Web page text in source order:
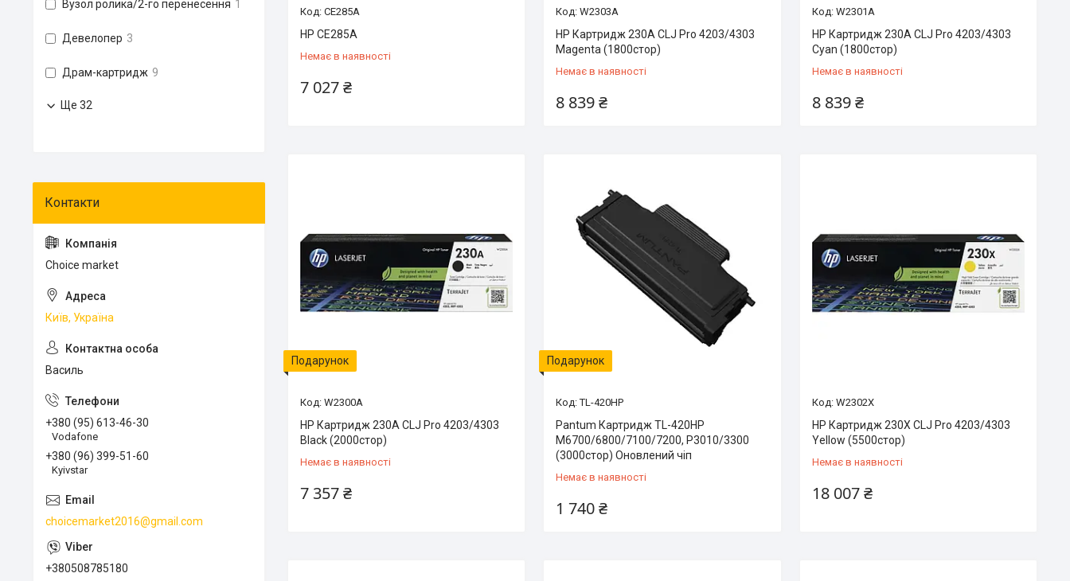
CE285A
HP CE285A
Немає в наявності
7 027 ₴
W2303A
HP Картридж 230A CLJ Pro 4203/4303
Magenta (1800стор)
Немає в наявності
8 839 ₴
W2301A
HP Картридж 230A CLJ Pro 4203/4303
Cyan (1800стор)
Немає в наявності
8 839 ₴
Подарунок
W2300A
HP Картридж 230A CLJ Pro 4203/4303
Black (2000стор)
Немає в наявності
7 357 ₴
Подарунок
TL-420HP
Pantum Картридж TL-420HP
M6700/6800/7100/7200, P3010/3300
(3000стор) Оновлений чіп
Немає в наявності
1 740 ₴
W2302X
HP Картридж 230X CLJ Pro 4203/4303
Yellow (5500стор)
Немає в наявності
18 007 ₴
Вузол ролика/2-го перенесення 1
Девелопер 3
Драм-картридж 9
Ще 32
Choice market
Київ, Україна
Василь
+380 (95) 613-46-30
Vodafone
+380 (96) 399-51-60
Kyivstar
choicemarket2016@gmail.com
+380508785180